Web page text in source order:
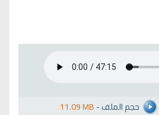
11.09 MB-حجم الملف